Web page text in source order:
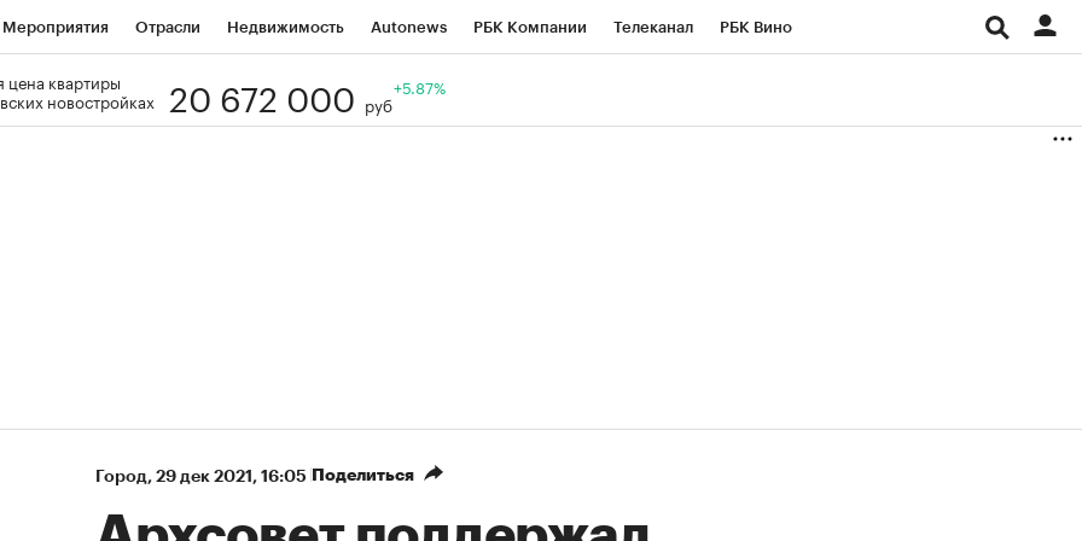
Мероприятия Отрасли Недвижимость Autonews РБК Компании Телеканал РБК Вино
Визионеры
цена квартиры
новостройках
20 672 000 руб
+5.87%
Город⁠, 29 дек 2021, 16:05 Поделиться